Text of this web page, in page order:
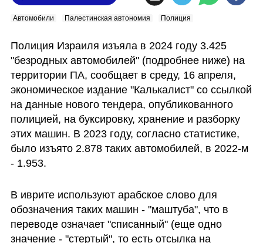
Автомобили Палестинская автономия Полиция
Полиция Израиля изъяла в 2024 году 3.425
"безродных автомобилей" (подробнее ниже) на
территории ПА, сообщает в среду, 16 апреля,
экономическое издание "Калькалист" со ссылкой
на данные нового тендера, опубликованного
полицией, на буксировку, хранение и разборку
этих машин. В 2023 году, согласно статистике,
было изъято 2.878 таких автомобилей, в 2022-м
- 1.953.
В иврите используют арабское слово для
обозначения таких машин - "маштуба", что в
переводе означает "списанный" (еще одно
значение - "стертый", то есть отсылка на